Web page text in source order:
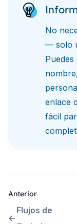
No
— solo
enlace
fácil
Anterior
Flujos de